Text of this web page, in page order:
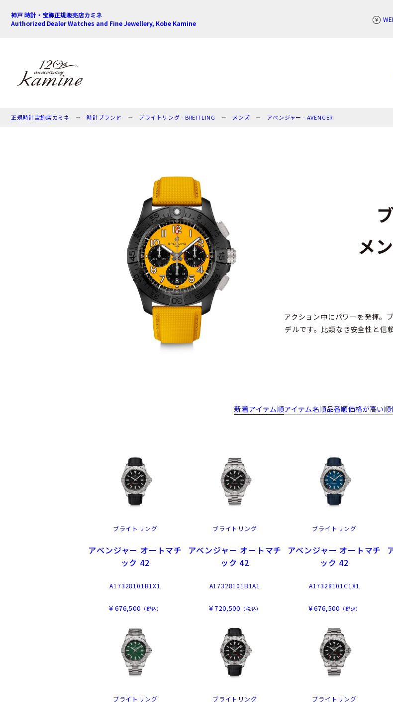
神戸 時計・宝飾正規販売店カミネ
Authorized Dealer Watches and Fine Jewellery, Kobe Kamine
正規時計宝飾店カミネ 時計ブランド ブライトリング - BREITLING メンズ アベンジャー - AVENGER
メ
アクション中にパワーを発揮。
デルです。比類なき安全性と信
新着アイテム順アイテム名順品番順価格が高い順
ブライトリング
アベンジャー オートマチ
ック 42
A17328101B1X1
￥676,500 （税込）
ブライトリング
アベンジャー オートマチ
ック 42
A17328101B1A1
￥720,500 （税込）
ブライトリング
アベンジャー オートマチ
ック 42
A17328101C1X1
￥676,500 （税込）
ブライトリング ブライトリング ブライトリング